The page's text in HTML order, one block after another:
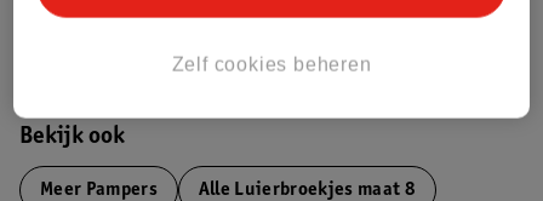
Bekijk ook
Meer Pampers Alle Luierbroekjes maat 8
Zelf cookies beheren